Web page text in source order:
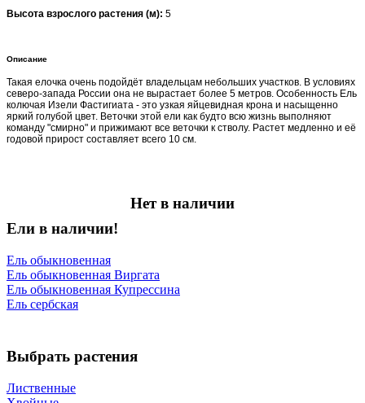
Высота взрослого растения (м): 5
Описание
Такая елочка очень подойдёт владельцам небольших участков. В условиях
северо-запада России она не вырастает более 5 метров. Особенность Ель
колючая Изели Фастигиата - это узкая яйцевидная крона и насыщенно
яркий голубой цвет. Веточки этой ели как будто всю жизнь выполняют
команду "смирно" и прижимают все веточки к стволу. Растет медленно и её
годовой прирост составляет всего 10 см.
Нет в наличии
Ели в наличии!
Ель обыкновенная
Ель обыкновенная Виргата
Ель обыкновенная Купрессина
Ель сербская
Выбрать растения
Лиственные